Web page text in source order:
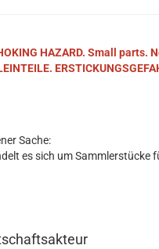
HAZARD. Small
Sache:
es sich um Sammlerstücke